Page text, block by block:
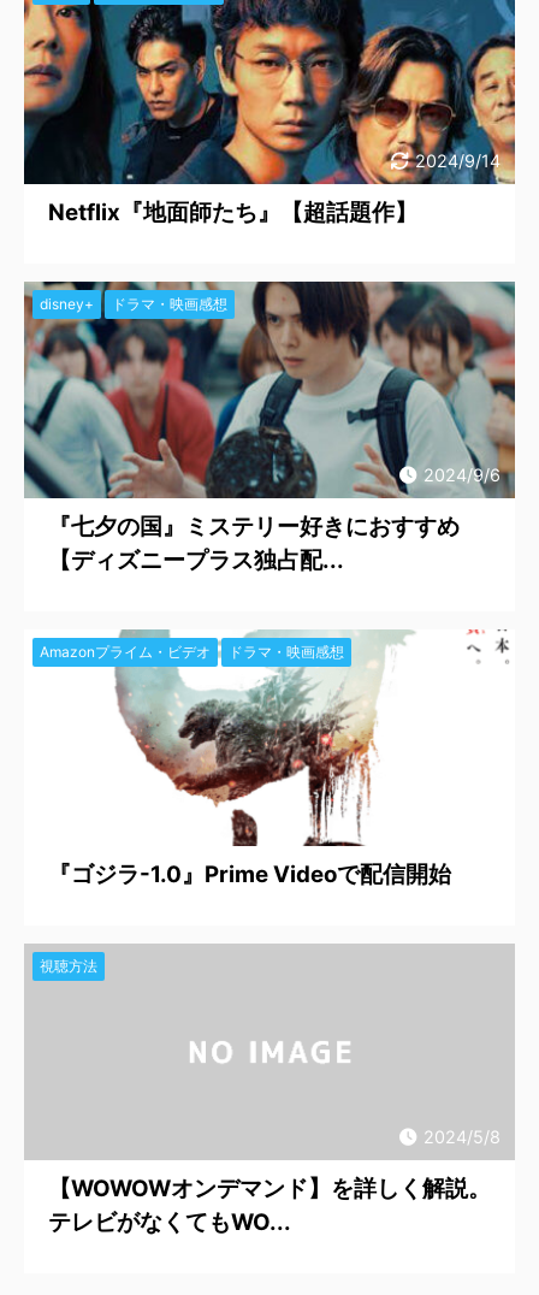
2024/9/14
Netflix『地面師たち』【超話題作】
2024/9/6
disney+ ドラマ・映画感想
『七夕の国』ミステリー好きにおすすめ
【ディズニープラス独占配...
Amazonプライム・ビデオ ドラマ・映画感想
『ゴジラ-1.0』Prime Videoで配信開始
2024/5/8
視聴方法
【WOWOWオンデマンド】を詳しく解説。
テレビがなくてもWO...